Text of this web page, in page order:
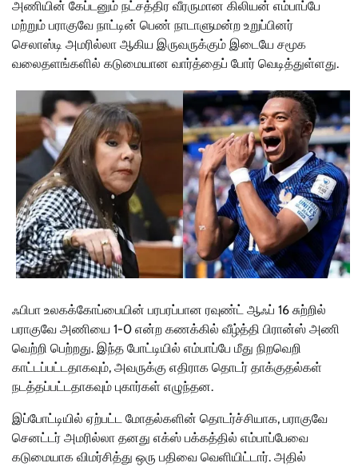
அணியின் கேப்டனும் நட்சத்திர வீரருமான கிலியன் எம்பாப்பே
மற்றும் பராகுவே நாட்டின் பெண் நாடாளுமன்ற உறுப்பினர்
செலாஸ்டி அமரில்லா ஆகிய இருவருக்கும் இடையே சமூக
வலைதளங்களில் கடுமையான வார்த்தைப் போர் வெடித்துள்ளது.
ஃபிபா உலகக்கோப்பையின் பரபரப்பான ரவுண்ட் ஆஃப் 16 சுற்றில்
பராகுவே அணியை 1-0 என்ற கணக்கில் வீழ்த்தி பிரான்ஸ் அணி
வெற்றி பெற்றது. இந்த போட்டியில் எம்பாப்பே மீது நிறவெறி
காட்டப்பட்டதாகவும், அவருக்கு எதிராக தொடர் தாக்குதல்கள்
நடத்தப்பட்டதாகவும் புகார்கள் எழுந்தன.
இப்போட்டியில் ஏற்பட்ட மோதல்களின் தொடர்ச்சியாக, பராகுவே
செனட்டர் அமரில்லா தனது எக்ஸ் பக்கத்தில் எம்பாப்பேவை
கடுமையாக விமர்சித்து ஒரு பதிவை வெளியிட்டார். அதில்